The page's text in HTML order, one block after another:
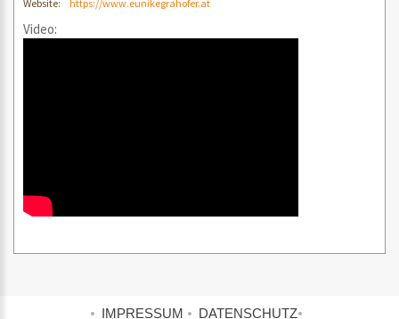
Website: https://www.eunikegrahofer.at
Video:
IMPRESSUM DATENSCHUTZ